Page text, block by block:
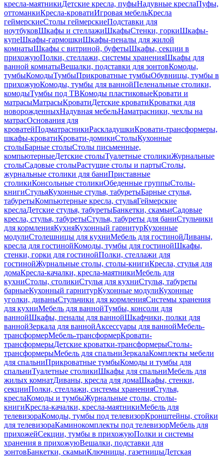
кресла-маятникиДетские кресла, пуфыНадувные креслаПуфы,
оттоманкиКресла-кроватиИгровая мебельКресла
геймерскиеСтолы геймерскиеПодставки для
ноутбуковШкафы и стеллажиШкафыСтенки, горкиШкафы-
купеШкафы-гармошкиШкафы-пеналы для жилой
комнатыШкафы с витриной, буфетыШкафы, секции в
прихожуюПолки, стеллажи, системы храненияШкафы для
ванной комнатыВешалки, подставки для зонтовКомоды,
тумбыКомодыТумбыПрикроватные тумбыОбувницы, тумбы в
прихожуюКомоды, тумбы для ваннойПеленальные столики,
комодыТумбы под ТВКомоды пластиковыеКровати и
матрасыМатрасыКроватиДетские кроватиКроватки для
новорожденныхНадувная мебельНаматрасники, чехлы на
матрасОснования для
кроватейПодматрасникиРаскладушкиКровати-трансформеры,
шкафы-кроватиКровати-домикиСтолыКухонные
столыБарные столыСтолы письменные,
компьютерныеДетские столыТуалетные столикиЖурнальные
столыСадовые столыРастущие столы и партыСтолы,
журнальные столики для баниПриставные
столикиКонсольные столикиОбеденные группыСтолы-
книгиСтульяКухонные стулья, табуретыБарные стулья,
табуретыКомпьютерные кресла, стульяГеймерские
креслаДетские стулья, табуретыБанкетки, скамьиСадовые
кресла, стулья, табуретыСтулья, табуреты для баниСтульчики
для кормленияКухняКухонный гарнитурКухонные
модулиСтолешницы для кухниМебель для гостинойДиваны,
кресла для гостинойКомоды, тумбы для гостинойШкафы,
стенки, горки для гостинойПолки, стеллажи для
гостинойЖурнальные столы, столы-книгиКресла, стулья для
домаКресла-качалки, кресла-маятникиМебель для
кухниСтолы, столикиСтулья для кухниСтулья, табуреты
барныеКухонный гарнитурКухонные модулиКухонные
уголки, диваныСтульчики для кормленияСистемы хранения
для кухниМебель для ваннойТумбы, консоли для
ваннойШкафы, пеналы для ваннойШкафчики, полки для
ваннойЗеркала для ваннойАксессуары для ваннойМебель-
трансформерМебель-трансформерКровати-
трансформерыДетские кроватки-трансформерыСтолы-
трансформерыМебель для спальниЗеркалаКомплекты мебели
для спальниПрикроватные тумбыКомоды и тумбы для
спальниТуалетные столикиШкафы для спальниМебель для
жилых комнатДиваны, кресла для домаШкафы, стенки,
секцииПолки, стеллажи, системы храненияСтулья,
креслаКомоды и тумбыЖурнальные столы, столы-
книгиКресла-качалки, кресла-маятникиМебель для
телевизораКомоды, тумбы под телевизорКронштейны, стойки
для телевизораКаминокомплекты под телевизорМебель для
прихожейСекции, тумбы в прихожуюПолки и системы
хранения в прихожуюВешалки, подставки для
зонтовБанкетки, скамьиКлючницы, газетницыДетская